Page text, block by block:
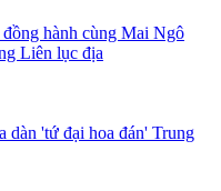
hành cùng Mai Ngô
Liên lục địa
dàn 'tứ đại hoa đán' Trung